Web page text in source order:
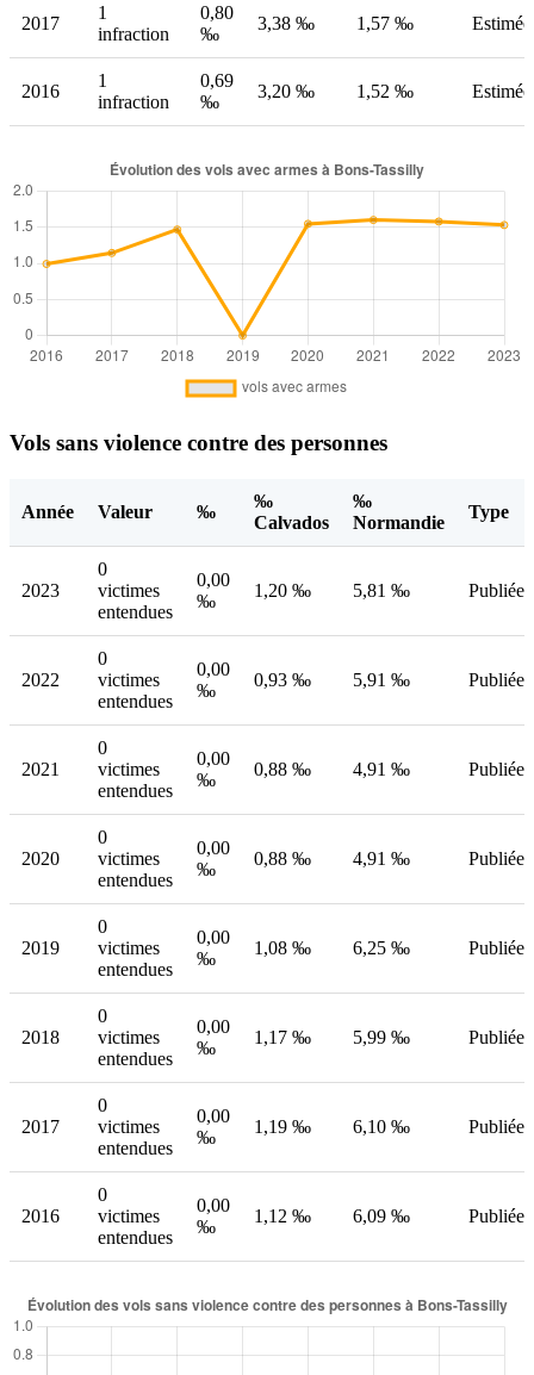
2017
1
infraction
0,80
‰
3,38 ‰ 1,57 ‰ Estimée
2016
1
infraction
0,69
‰
3,20 ‰ 1,52 ‰ Estimée
Vols sans violence contre des personnes
Année Valeur ‰
‰
Calvados
‰
Normandie
Type
2023
0
victimes
entendues
0,00
‰
1,20 ‰ 5,81 ‰ Publiée
2022
0
victimes
entendues
0,00
‰
0,93 ‰ 5,91 ‰ Publiée
2021
0
victimes
entendues
0,00
‰
0,88 ‰ 4,91 ‰ Publiée
2020
0
victimes
entendues
0,00
‰
0,88 ‰ 4,91 ‰ Publiée
2019
0
victimes
entendues
0,00
‰
1,08 ‰ 6,25 ‰ Publiée
2018
0
victimes
entendues
0,00
‰
1,17 ‰ 5,99 ‰ Publiée
2017
0
victimes
entendues
0,00
‰
1,19 ‰ 6,10 ‰ Publiée
2016
0
victimes
entendues
0,00
‰
1,12 ‰ 6,09 ‰ Publiée